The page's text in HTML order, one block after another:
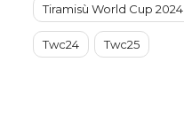
Tiramisù World Cup 2024
Twc24 Twc25